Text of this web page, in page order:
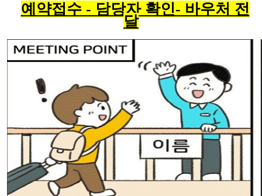
예약접수 - 담당자 확인- 바우처 전
달